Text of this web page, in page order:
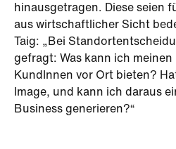
hin­ausgetragen. Diese seien
aus wirtschaftlicher Sicht
Taig: „Bei
gefragt: Was kann ich
KundInnen vor Ort bieten?
Image, und kann ich daraus
Business generieren?“